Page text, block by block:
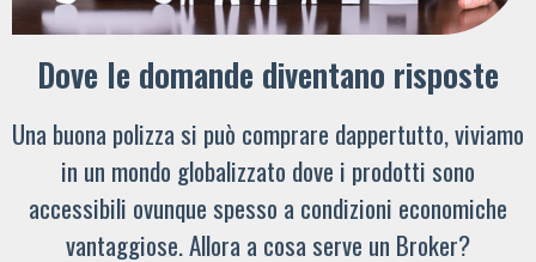
Dove le domande diventano risposte
Una buona polizza si può comprare dappertutto, viviamo
in un mondo globalizzato dove i prodotti sono
accessibili ovunque spesso a condizioni economiche
vantaggiose. Allora a cosa serve un Broker?